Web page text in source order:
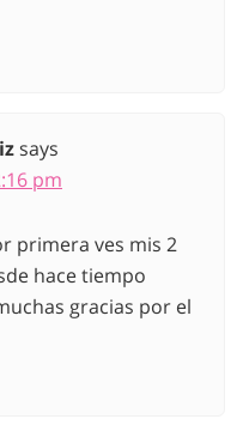
says
pm
primera ves mis 2
hace tiempo
gracias por el